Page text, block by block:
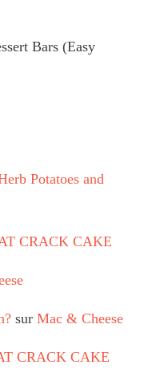
Bars (Easy
Potatoes and
CRACK CAKE
sur Mac & Cheese
CRACK CAKE